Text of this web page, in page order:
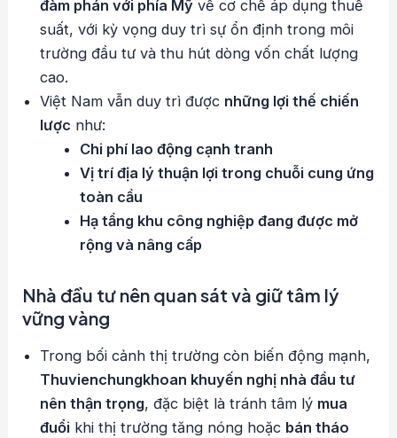
đàm phán với phía Mỹ về cơ chế áp dụng thuế
suất, với kỳ vọng duy trì sự ổn định trong môi
trường đầu tư và thu hút dòng vốn chất lượng
cao.
Việt Nam vẫn duy trì được những lợi thế chiến
lược như:
Chi phí lao động cạnh tranh
Vị trí địa lý thuận lợi trong chuỗi cung ứng
toàn cầu
Hạ tầng khu công nghiệp đang được mở
rộng và nâng cấp
Nhà đầu tư nên quan sát và giữ tâm lý
vững vàng
Trong bối cảnh thị trường còn biến động mạnh,
Thuvienchungkhoan khuyến nghị nhà đầu tư
nên thận trọng, đặc biệt là tránh tâm lý mua
đuổi khi thị trường tăng nóng hoặc bán tháo